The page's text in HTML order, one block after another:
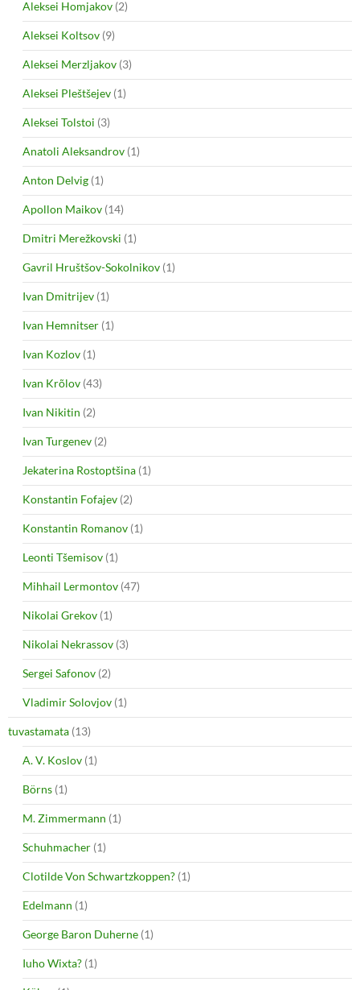
Aleksei Homjakov (2)
Aleksei Koltsov (9)
Aleksei Merzljakov (3)
Aleksei Pleštšejev (1)
Aleksei Tolstoi (3)
Anatoli Aleksandrov (1)
Anton Delvig (1)
Apollon Maikov (14)
Dmitri Merežkovski (1)
Gavril Hruštšov-Sokolnikov (1)
Ivan Dmitrijev (1)
Ivan Hemnitser (1)
Ivan Kozlov (1)
Ivan Krõlov (43)
Ivan Nikitin (2)
Ivan Turgenev (2)
Jekaterina Rostoptšina (1)
Konstantin Fofajev (2)
Konstantin Romanov (1)
Leonti Tšemisov (1)
Mihhail Lermontov (47)
Nikolai Grekov (1)
Nikolai Nekrassov (3)
Sergei Safonov (2)
Vladimir Solovjov (1)
tuvastamata (13)
A. V. Koslov (1)
Börns (1)
M. Zimmermann (1)
Schuhmacher (1)
Clotilde Von Schwartzkoppen? (1)
Edelmann (1)
George Baron Duherne (1)
Iuho Wixta? (1)